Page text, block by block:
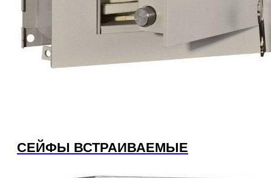
СЕЙФЫ ВСТРАИВАЕМЫЕ